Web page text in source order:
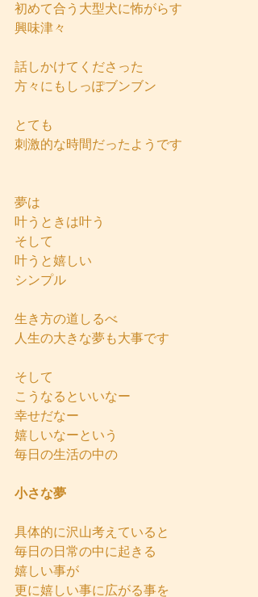
初めて合う大型犬に怖がらす
興味津々
話しかけてくださった
方々にもしっぽブンブン
とても
刺激的な時間だったようです
夢は
叶うときは叶う
そして
叶うと嬉しい
シンプル
生き方の道しるべ
人生の大きな夢も大事です
そして
こうなるといいなー
幸せだなー
嬉しいなーという
毎日の生活の中の
小さな夢
具体的に沢山考えていると
毎日の日常の中に起きる
嬉しい事が
更に嬉しい事に広がる事を